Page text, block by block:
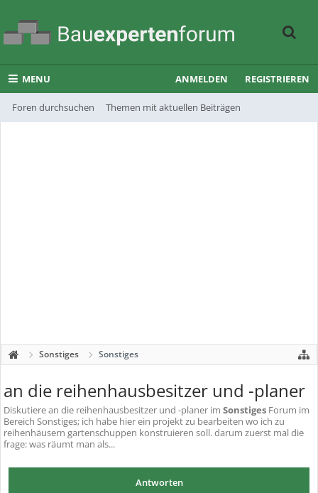
MENU
Foren durchsuchen Themen mit aktuellen Beiträgen
ANMELDEN REGISTRIEREN
Sonstiges Sonstiges
an die reihenhausbesitzer und -planer
Diskutierean die reihenhausbesitzer und -planer im Sonstiges Forum im
Bereich Sonstiges; ich habe hier ein projekt zu bearbeiten wo ich zu
reihenhäusern gartenschuppen konstruieren soll. darum zuerst mal die
frage: was räumt man als...
Antworten